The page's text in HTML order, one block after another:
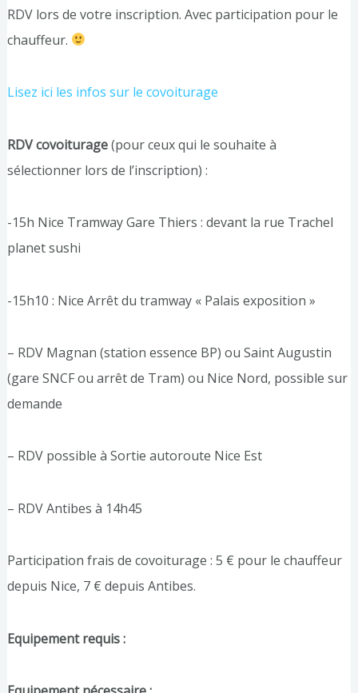
RDV lors de votre inscription. Avec participation pour le
chauffeur.
Lisez ici les infos sur le covoiturage
RDV covoiturage(pour ceux qui le souhaite à
sélectionner lors de l’inscription) :
-15h Nice Tramway Gare Thiers : devant la rue Trachel
planet sushi
-15h10 : Nice Arrêt du tramway « Palais exposition »
– RDV Magnan (station essence BP) ou Saint Augustin
(gare SNCF ou arrêt de Tram) ou Nice Nord, possible sur
demande
– RDV possible à Sortie autoroute Nice Est
– RDV Antibes à 14h45
Participation frais de covoiturage : 5 € pour le chauffeur
depuis Nice, 7 € depuis Antibes.
Equipement requis :